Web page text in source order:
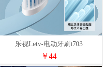
乐视Letv-电动牙刷t703
￥44